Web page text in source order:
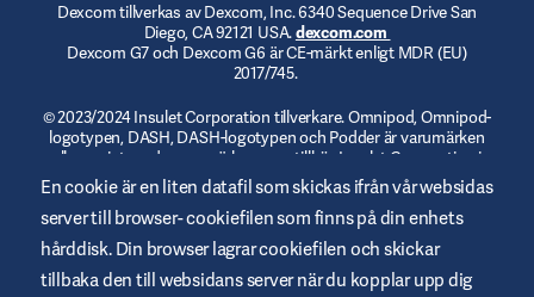
Dexcom tillverkas av Dexcom, Inc. 6340 Sequence Drive San
Diego, CA 92121 USA.dexcom.com
Dexcom G7 och Dexcom G6 är CE-märkt enligt MDR (EU)
2017/745.
© 2023/2024 Insulet Corporation tillverkare. Omnipod, Omnipod-
logotypen, DASH, DASH-logotypen och Podder är varumärken
eller registrerade varumärken som tillhör Insulet Corporation i
USA och andra jurisdiktioner.myomnipod.com . Omnipod DASH
och Omnipod 5 är CE-märkta enligt MDR (EU) 2017/745.
En cookie är en liten datafil som skickas ifrån vår websidas
server till browser- cookiefilen som finns på din enhets
hårddisk. Din browser lagrar cookiefilen och skickar
tillbaka den till websidans server när du kopplar upp dig